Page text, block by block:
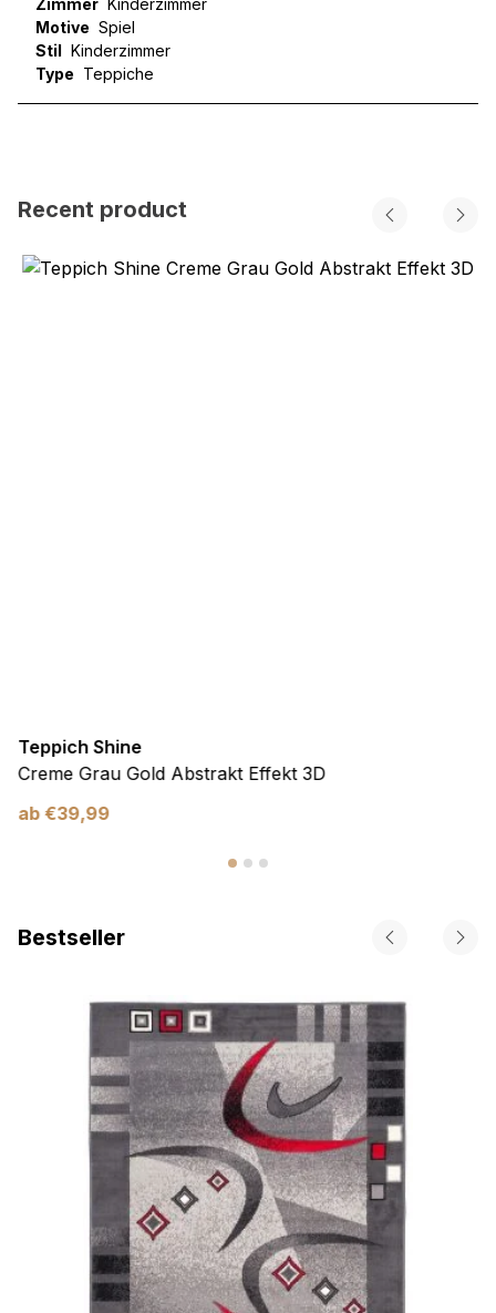
Zimmer Kinderzimmer
Motive Spiel
Stil Kinderzimmer
Type Teppiche
Recent product
Teppich Shine
Creme Grau Gold Abstrakt Effekt 3D
ab €39,99
Bestseller